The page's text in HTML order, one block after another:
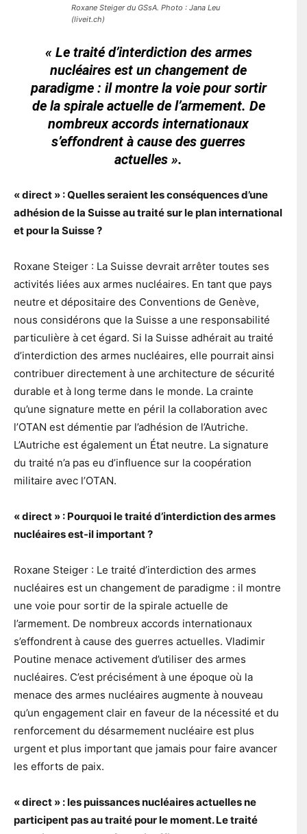
Roxane Steiger du GSsA. Photo : Jana Leu
(liveit.ch)
« Le traité d’interdiction des armes
nucléaires est un changement de
paradigme : il montre la voie pour sortir
de la spirale actuelle de l’armement. De
nombreux accords internationaux
s’effondrent à cause des guerres
actuelles ».
« direct » : Quelles seraient les conséquences d’une
adhésion de la Suisse au traité sur le plan international
et pour la Suisse ?
Roxane Steiger : La Suisse devrait arrêter toutes ses
activités liées aux armes nucléaires. En tant que pays
neutre et dépositaire des Conventions de Genève,
nous considérons que la Suisse a une responsabilité
particulière à cet égard. Si la Suisse adhérait au traité
d’interdiction des armes nucléaires, elle pourrait ainsi
contribuer directement à une architecture de sécurité
durable et à long terme dans le monde. La crainte
qu’une signature mette en péril la collaboration avec
l’OTAN est démentie par l’adhésion de l’Autriche.
L’Autriche est également un État neutre. La signature
du traité n’a pas eu d’influence sur la coopération
militaire avec l’OTAN.
« direct » : Pourquoi le traité d’interdiction des armes
nucléaires est-il important ?
Roxane Steiger : Le traité d’interdiction des armes
nucléaires est un changement de paradigme : il montre
une voie pour sortir de la spirale actuelle de
l’armement. De nombreux accords internationaux
s’effondrent à cause des guerres actuelles. Vladimir
Poutine menace activement d’utiliser des armes
nucléaires. C’est précisément à une époque où la
menace des armes nucléaires augmente à nouveau
qu’un engagement clair en faveur de la nécessité et du
renforcement du désarmement nucléaire est plus
urgent et plus important que jamais pour faire avancer
les efforts de paix.
« direct » : les puissances nucléaires actuelles ne
participent pas au traité pour le moment. Le traité